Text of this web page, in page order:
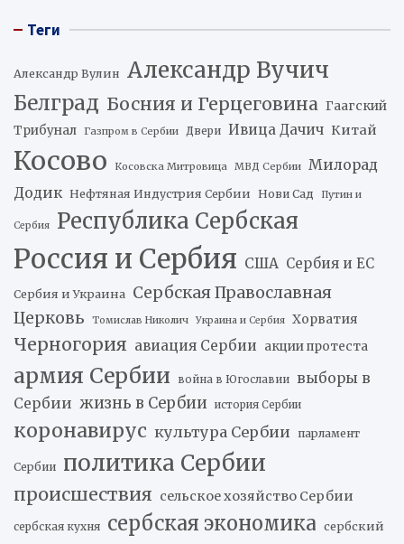
Теги
Александр Вулин Александр Вучич
Белград Босния и Герцеговина Гаагский
Трибунал Газпром в Сербии Двери Ивица Дачич Китай
Косово Косовска Митровица МВД Сербии
Милорад
Додик Нефтяная Индустрия Сербии Нови Сад Путин и
Сербия Республика Сербская
Россия и Сербия США Сербия и ЕС
Сербия и Украина Сербская Православная
Церковь
Томислав Николич Украина и Сербия Хорватия
Черногория авиация Сербии акции протеста
армия Сербии война в Югославии
выборы в
Сербии жизнь в Сербии история Сербии
коронавирус культура Сербии парламент
Сербии политика Сербии
происшествия сельское хозяйство Сербии
сербская кухня сербская экономика сербский